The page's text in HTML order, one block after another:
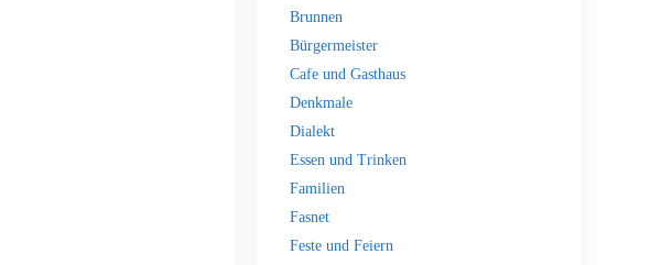
Brunnen
Bürgermeister
Cafe und Gasthaus
Denkmale
Dialekt
Essen und Trinken
Familien
Fasnet
Feste und Feiern